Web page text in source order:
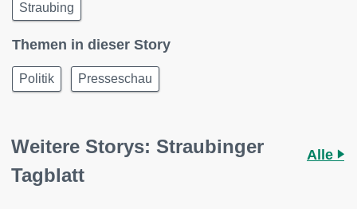
Straubing
Themen in dieser Story
Politik Presseschau
Weitere Storys: Straubinger
Tagblatt
Alle